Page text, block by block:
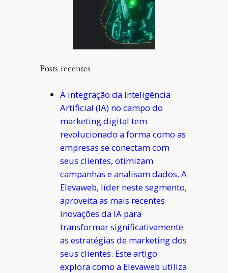
Posts recentes
A integração da Inteligência
Artificial (IA) no campo do
marketing digital tem
revolucionado a forma como as
empresas se conectam com
seus clientes, otimizam
campanhas e analisam dados. A
Elevaweb, líder neste segmento,
aproveita as mais recentes
inovações da IA para
transformar significativamente
as estratégias de marketing dos
seus clientes. Este artigo
explora como a Elevaweb utiliza